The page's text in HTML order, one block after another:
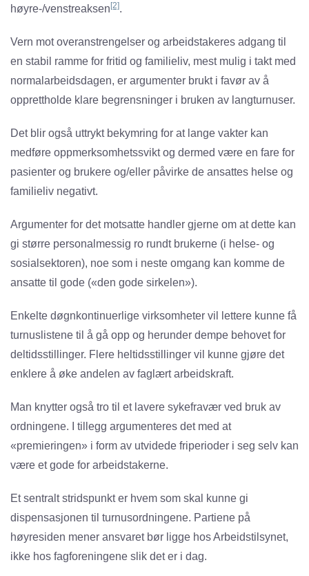
høyre-/venstreaksen [2].
Vern mot overanstrengelser og arbeidstakeres adgang til
en stabil ramme for fritid og familieliv, mest mulig i takt med
normalarbeidsdagen, er argumenter brukt i favør av å
opprettholde klare begrensninger i bruken av langturnuser.
Det blir også uttrykt bekymring for at lange vakter kan
medføre oppmerksomhetssvikt og dermed være en fare for
pasienter og brukere og/eller påvirke de ansattes helse og
familieliv negativt.
Argumenter for det motsatte handler gjerne om at dette kan
gi større personalmessig ro rundt brukerne (i helse- og
sosialsektoren), noe som i neste omgang kan komme de
ansatte til gode («den gode sirkelen»).
Enkelte døgnkontinuerlige virksomheter vil lettere kunne få
turnuslistene til å gå opp og herunder dempe behovet for
deltidsstillinger. Flere heltidsstillinger vil kunne gjøre det
enklere å øke andelen av faglært arbeidskraft.
Man knytter også tro til et lavere sykefravær ved bruk av
ordningene. I tillegg argumenteres det med at
«premieringen» i form av utvidede friperioder i seg selv kan
være et gode for arbeidstakerne.
Et sentralt stridspunkt er hvem som skal kunne gi
dispensasjonen til turnusordningene. Partiene på
høyresiden mener ansvaret bør ligge hos Arbeidstilsynet,
ikke hos fagforeningene slik det er i dag.